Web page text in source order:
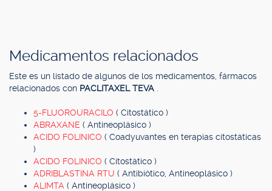
Medicamentos relacionados
Este es un listado de algunos de los medicamentos, fármacos
relacionados con PACLITAXEL TEVA
5-FLUOROURACILO ( Citostático )
ABRAXANE ( Antineoplásico )
ACIDO FOLINICO ( Coadyuvantes en terapias citostáticas
)
ACIDO FOLINICO ( Citostático )
ADRIBLASTINA RTU ( Antibiótico, Antineoplásico )
ALIMTA ( Antineoplásico )